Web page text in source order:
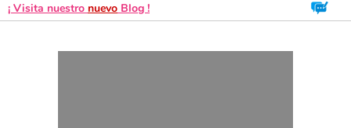
¡ Visita nuestro nuevo Blog !